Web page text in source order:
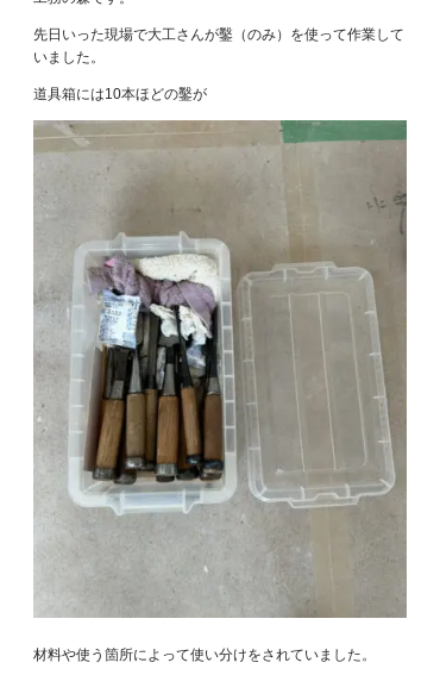
先日いった現場で大工さんが鑿（のみ）を使って作業して
いました。
道具箱には10本ほどの鑿が
材料や使う箇所によって使い分けをされていました。